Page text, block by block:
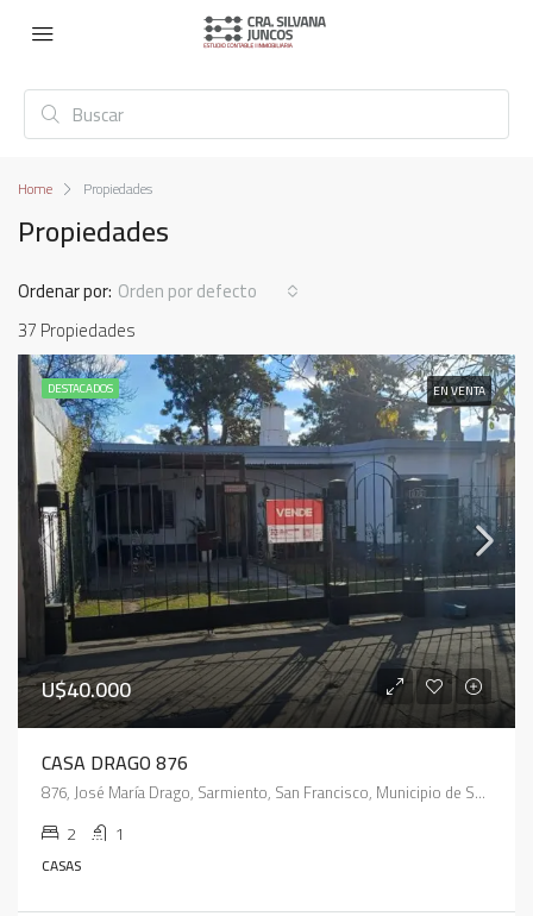
Home Propiedades
Propiedades
37 Propiedades
Ordenar por: Orden por defecto
DESTACADOS EN VENTA
U$40.000
CASA DRAGO 876
876, José María Drago, Sarmiento, San Francisco, Municipio de San Francisco, Pedanía Juárez Celman, Departamento San Justo, Córdoba, 2400, Argentina
2 1
CASAS